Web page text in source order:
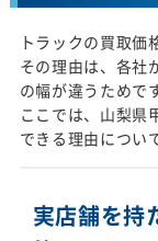
トラックの買取価
その理由は、各社
の幅が違うためで
ここでは、山梨県
できる理由につい
実店舗を持